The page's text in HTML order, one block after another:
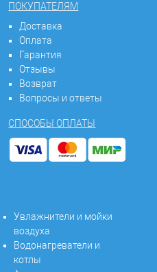
ПОКУПАТЕЛЯМ
Доставка
Оплата
Гарантия
Отзывы
Возврат
Вопросы и ответы
СПОСОБЫ ОПЛАТЫ
Увлажнители и мойки
воздуха
Водонагреватели и
котлы